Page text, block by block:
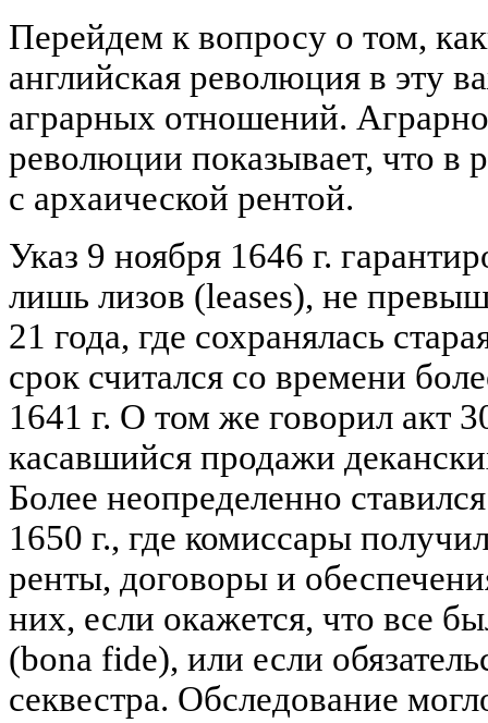
Перейдем к вопросу о том,
английская революция в эту
аграрных отношений.
революции показывает, что в
с архаической рентой.
Указ 9 ноября 1646 г.
лишь лизов (leases), не
21 года, где сохранялась
срок считался со времени
1641 г. О том же говорил акт
касавшийся продажи
Более неопределенно
1650 г., где комиссары
ренты, договоры и
них, если окажется, что все
(bona fide), или если
секвестра. Обследование